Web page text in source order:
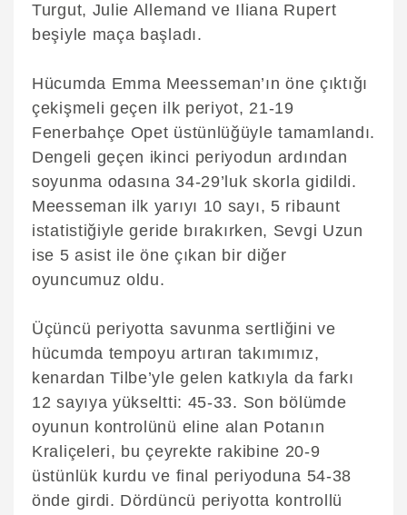
Turgut, Julie Allemand ve Iliana Rupert
beşiyle maça başladı.
Hücumda Emma Meesseman’ın öne çıktığı
çekişmeli geçen ilk periyot, 21-19
Fenerbahçe Opet üstünlüğüyle tamamlandı.
Dengeli geçen ikinci periyodun ardından
soyunma odasına 34-29’luk skorla gidildi.
Meesseman ilk yarıyı 10 sayı, 5 ribaunt
istatistiğiyle geride bırakırken, Sevgi Uzun
ise 5 asist ile öne çıkan bir diğer
oyuncumuz oldu.
Üçüncü periyotta savunma sertliğini ve
hücumda tempoyu artıran takımımız,
kenardan Tilbe’yle gelen katkıyla da farkı
12 sayıya yükseltti: 45-33. Son bölümde
oyunun kontrolünü eline alan Potanın
Kraliçeleri, bu çeyrekte rakibine 20-9
üstünlük kurdu ve final periyoduna 54-38
önde girdi. Dördüncü periyotta kontrollü